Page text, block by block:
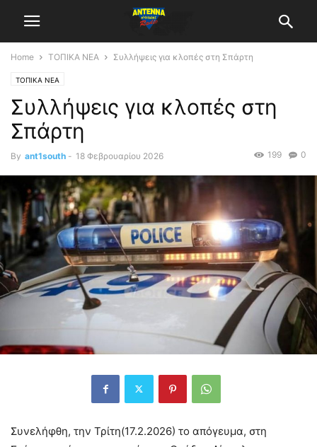
Home ΤΟΠΙΚΑ ΝΕΑ Συλλήψεις για κλοπές στη Σπάρτη
ΤΟΠΙΚΑ ΝΕΑ
Συλλήψεις για κλοπές στη
Σπάρτη
By ant1south - 18 Φεβρουαρίου 2026 0
199
Συνελήφθη, την Τρίτη(17.2.2026) το απόγευμα, στη